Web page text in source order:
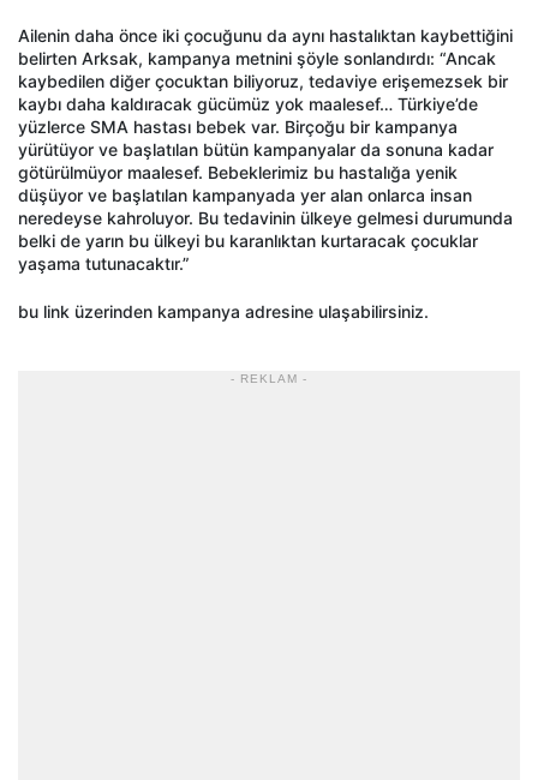
Ailenin daha önce iki çocuğunu da aynı hastalıktan kaybettiğini
belirten Arksak, kampanya metnini şöyle sonlandırdı: “Ancak
kaybedilen diğer çocuktan biliyoruz, tedaviye erişemezsek bir
kaybı daha kaldıracak gücümüz yok maalesef… Türkiye’de
yüzlerce SMA hastası bebek var. Birçoğu bir kampanya
yürütüyor ve başlatılan bütün kampanyalar da sonuna kadar
götürülmüyor maalesef. Bebeklerimiz bu hastalığa yenik
düşüyor ve başlatılan kampanyada yer alan onlarca insan
neredeyse kahroluyor. Bu tedavinin ülkeye gelmesi durumunda
belki de yarın bu ülkeyi bu karanlıktan kurtaracak çocuklar
yaşama tutunacaktır.”
bu link üzerinden kampanya adresine ulaşabilirsiniz.
- REKLAM -